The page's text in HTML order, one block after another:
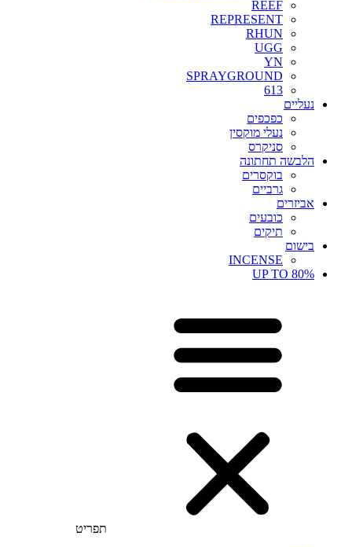
REEF
REPRESENT
RHUN
UGG
YN
SPRAYGROUND
613
נעליים
כפכפים
נעלי מוקסין
סניקרס
הלבשה תחתונה
בוקסרים
גרביים
אביזרים
כובעים
תיקים
בישום
INCENSE
UP TO 80%
תפריט